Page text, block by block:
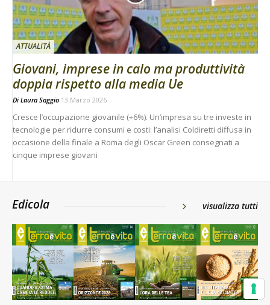
ATTUALITÀ
Giovani, imprese in calo ma produttività
doppia rispetto alla media Ue
Di Laura Saggio 13 Marzo 2026
Cresce l’occupazione giovanile (+6%). Un’impresa su tre investe in
tecnologie per ridurre consumi e costi: l’analisi Coldiretti diffusa in
occasione della finale a Roma degli Oscar Green consegnati a
cinque imprese giovani
Edicola visualizza tutti